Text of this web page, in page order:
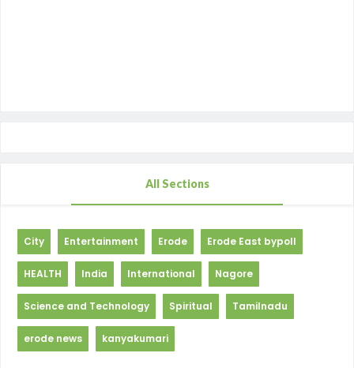
All Sections
City Entertainment Erode Erode East bypoll
HEALTH India International Nagore
Science and Technology Spiritual Tamilnadu
erode news kanyakumari